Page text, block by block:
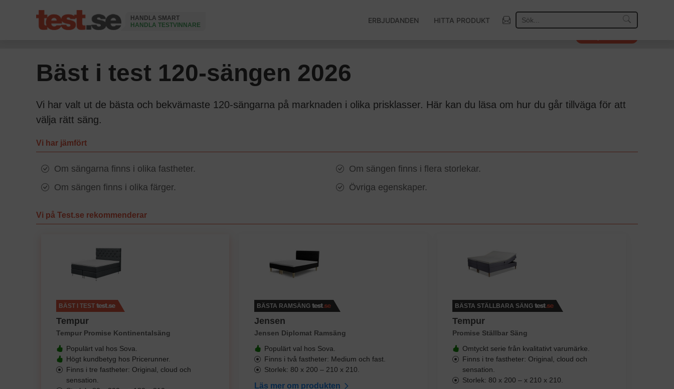
HANDLA SMART
HANDLA TESTVINNARE
ERBJUDANDEN HITTA PRODUKT
Bäst i test 120-sängen 2026
Vi har valt ut de bästa och bekvämaste 120-sängarna på marknaden i olika prisklasser. Här kan du läsa om hur du går tillväga för att
välja rätt säng.
Vi har jämfört
Om sängarna finns i olika fastheter.
Om sängen finns i flera storlekar.
Om sängen finns i olika färger.
Övriga egenskaper.
Vi på Test.se rekommenderar
BÄST I TEST
Tempur
Tempur Promise Kontinentalsäng
Populärt val hos Sova.
Högt kundbetyg hos Pricerunner.
Finns i tre fastheter: Original, cloud och
sensation.
BÄSTA RAMSÄNG
Jensen
Jensen Diplomat Ramsäng
Populärt val hos Sova.
Finns i två fastheter: Medium och fast.
Storlek: 80 x 200 – 210 x 210.
Läs mer om produkten
BÄSTA STÄLLBARA SÄNG
Tempur
Promise Ställbar Säng
Omtyckt serie från kvalitativt varumärke.
Finns i tre fastheter: Original, cloud och
sensation.
Storlek: 80 x 200 – x 210 x 210.